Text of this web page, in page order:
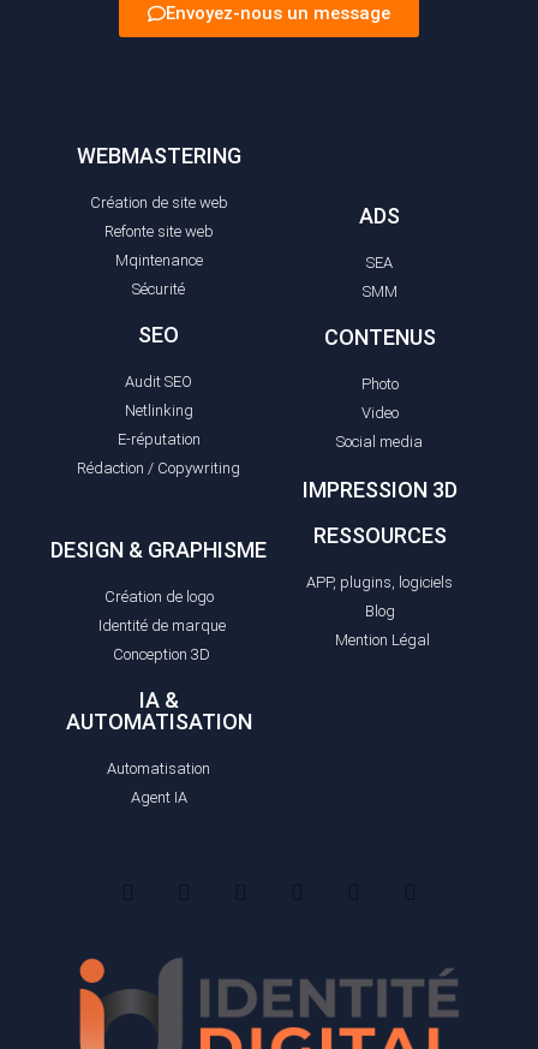
Envoyez-nous un message
WEBMASTERING
Création de site web
Refonte site web
Mqintenance
Sécurité
SEO
Audit SEO
Netlinking
E-réputation
Rédaction / Copywriting
ADS
SEA
SMM
CONTENUS
Photo
Video
Social media
DESIGN & GRAPHISME
Création de logo
Identité de marque
Conception 3D
IA &
AUTOMATISATION
Automatisation
Agent IA
IMPRESSION 3D
RESSOURCES
APP, plugins, logiciels
Blog
Mention Légal